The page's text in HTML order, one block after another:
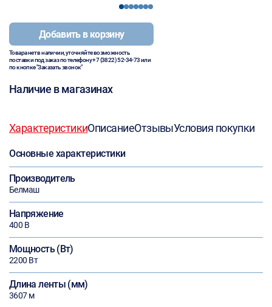
1234567
Добавить в корзину
Товара нет в наличии, уточняйте возможность
поставки под заказ по телефону+7 (3822) 52-34-73или
по кнопке "Заказать звонок"
Наличие в магазинах
ХарактеристикиОписаниеОтзывыУсловия покупки
Основные характеристики
Производитель
Белмаш
Напряжение
400 В
Мощность (Вт)
2200 Вт
Длина ленты (мм)
3607 м